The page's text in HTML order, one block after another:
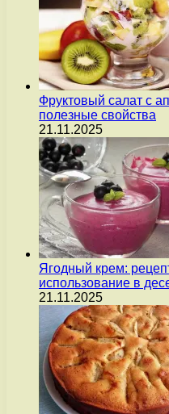
Фруктовый салат с
полезные свойства
21.11.2025
Ягодный крем:
использование в
21.11.2025